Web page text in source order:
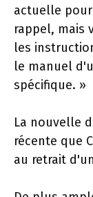
actuelle
rappel, mais
les
le manuel
spécifique. »
La nouvelle
récente que
au retrait